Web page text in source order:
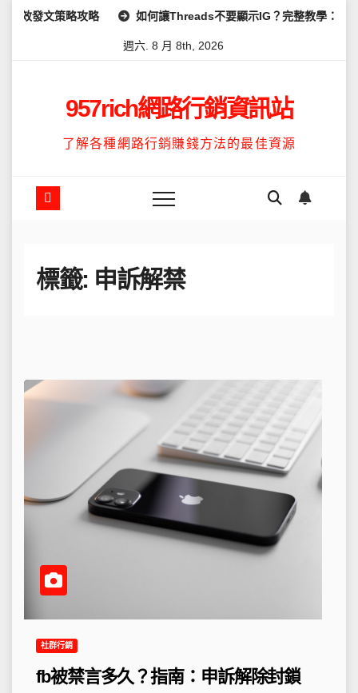
Skip發文策略攻略 如何讓Threads不要顯示IG？完整教學：高效管
週六. 8 月 8th, 2026
957rich網路行銷資訊站
了解各種網路行銷賺錢方法的最佳資源
標籤: 申訴解禁
社群行銷
fb被禁言多久？指南：申訴解除封鎖